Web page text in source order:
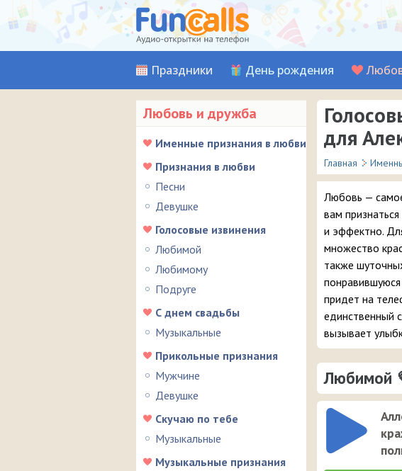
Праздники День рождения
Любовь и дружба
Именные признания в любви
Признания в любви
Песни
Девушке
Голосовые извинения
Любимой
Любимому
Подруге
С днем свадьбы
Музыкальные
Прикольные признания
Мужчине
Девушке
Скучаю по тебе
Музыкальные
Музыкальные признания
для
Главная
Любовь —
вам
и эффектно.
множество
также
придет на
единственный
вызывает
Любимой